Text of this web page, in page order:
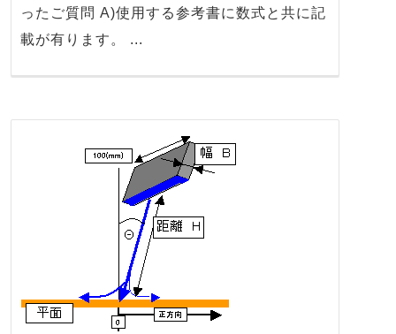
ったご質問 A)使用する参考書に数式と共に記
載が有ります。 ...